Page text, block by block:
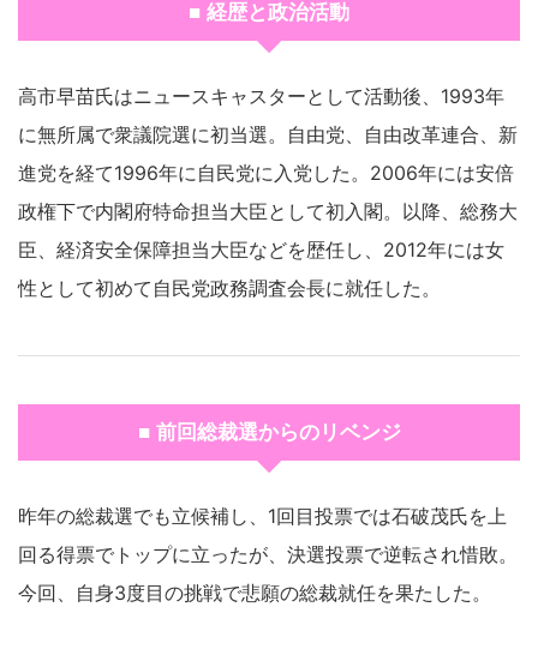
■ 経歴と政治活動
高市早苗氏はニュースキャスターとして活動後、1993年
に無所属で衆議院選に初当選。自由党、自由改革連合、新
進党を経て1996年に自民党に入党した。2006年には安倍
政権下で内閣府特命担当大臣として初入閣。以降、総務大
臣、経済安全保障担当大臣などを歴任し、2012年には女
性として初めて自民党政務調査会長に就任した。
■ 前回総裁選からのリベンジ
昨年の総裁選でも立候補し、1回目投票では石破茂氏を上
回る得票でトップに立ったが、決選投票で逆転され惜敗。
今回、自身3度目の挑戦で悲願の総裁就任を果たした。